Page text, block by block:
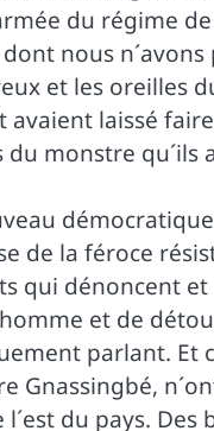
du régime
nous
et les oreilles
laissé
monstre qu´ils
de la féroce
qui dénoncent
et de
parlant. Et
Gnassingbé,
du pays.